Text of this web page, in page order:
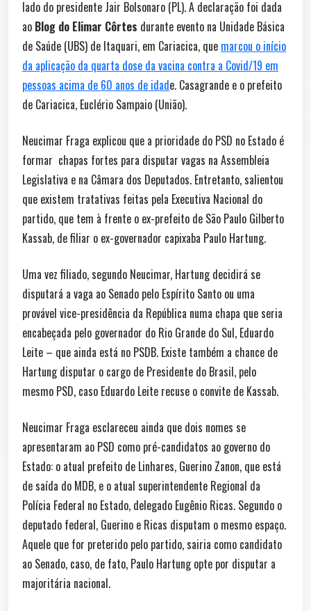
lado do presidente Jair Bolsonaro (PL). A declaração foi dada
ao Blog do Elimar Côrtes durante evento na Unidade Básica
de Saúde (UBS) de Itaquari, em Cariacica, que marcou o início
da aplicação da quarta dose da vacina contra a Covid/19 em
pessoas acima de 60 anos de idade. Casagrande e o prefeito
de Cariacica, Euclério Sampaio (União).
Neucimar Fraga explicou que a prioridade do PSD no Estado é
formar chapas fortes para disputar vagas na Assembleia
Legislativa e na Câmara dos Deputados. Entretanto, salientou
que existem tratativas feitas pela Executiva Nacional do
partido, que tem à frente o ex-prefeito de São Paulo Gilberto
Kassab, de filiar o ex-governador capixaba Paulo Hartung.
Uma vez filiado, segundo Neucimar, Hartung decidirá se
disputará a vaga ao Senado pelo Espírito Santo ou uma
provável vice-presidência da República numa chapa que seria
encabeçada pelo governador do Rio Grande do Sul, Eduardo
Leite – que ainda está no PSDB. Existe também a chance de
Hartung disputar o cargo de Presidente do Brasil, pelo
mesmo PSD, caso Eduardo Leite recuse o convite de Kassab.
Neucimar Fraga esclareceu ainda que dois nomes se
apresentaram ao PSD como pré-candidatos ao governo do
Estado: o atual prefeito de Linhares, Guerino Zanon, que está
de saída do MDB, e o atual superintendente Regional da
Polícia Federal no Estado, delegado Eugênio Ricas. Segundo o
deputado federal, Guerino e Ricas disputam o mesmo espaço.
Aquele que for preterido pelo partido, sairia como candidato
ao Senado, caso, de fato, Paulo Hartung opte por disputar a
majoritária nacional.